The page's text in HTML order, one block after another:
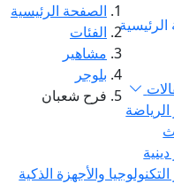
الرياضة
التكنولوجيا والأجهزة الذكية
الصفحة الرئيسية
الفئات
مشاهير
بلوجر
فرح شعبان